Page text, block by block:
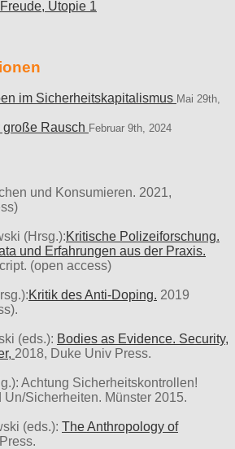
Utopie 1
im Sicherheitskapitalismus Mai 29th,
große Rausch Februar 9th, 2024
und Konsumieren. 2021,
(Hrsg.):Kritische Polizeiforschung.
und Erfahrungen aus der Praxis.
(open access)
Kritik des Anti-Doping. 2019
(eds.): Bodies as Evidence. Security,
2018, Duke Univ Press.
Achtung Sicherheitskontrollen!
Un/Sicherheiten. Münster 2015.
(eds.): The Anthropology of